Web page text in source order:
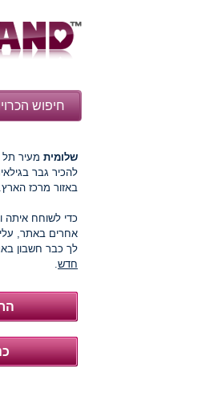
חיפוש
שלומית מעיר תל
באזור מרכז הארץ.
כדי לשוחח
אחרים באתר,
לך כבר חשבון
חדש.